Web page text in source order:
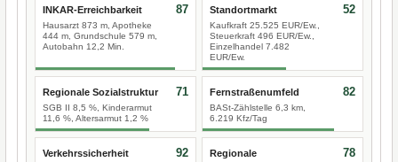
INKAR-Erreichbarkeit
Hausarzt 873 m, Apotheke
444 m, Grundschule 579 m,
Autobahn 12,2 Min.
87 Standortmarkt
Kaufkraft 25.525 EUR/Ew.,
Steuerkraft 496 EUR/Ew.,
Einzelhandel 7.482
EUR/Ew.
52
Regionale Sozialstruktur
SGB II 8,5 %, Kinderarmut
11,6 %, Altersarmut 1,2 %
71 Fernstraßenumfeld
BASt-Zählstelle 6,3 km,
6.219 Kfz/Tag
82
Verkehrssicherheit 92
Regionale
78